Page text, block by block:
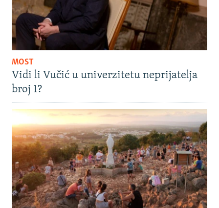
MOST
Vidi li Vučić u univerzitetu neprijatelja
broj 1?